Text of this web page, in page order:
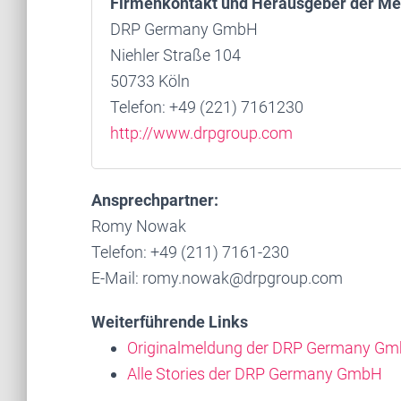
DRP Germany GmbH
Niehler Straße 104
50733 Köln
Telefon: +49 (221) 7161230
http://www.drpgroup.com
Ansprechpartner:
Romy Nowak
Telefon: +49 (211) 7161-230
E-Mail: romy.nowak@drpgroup.com
Weiterführende Links
Originalmeldung der DRP Germany
Alle Stories der DRP Germany GmbH